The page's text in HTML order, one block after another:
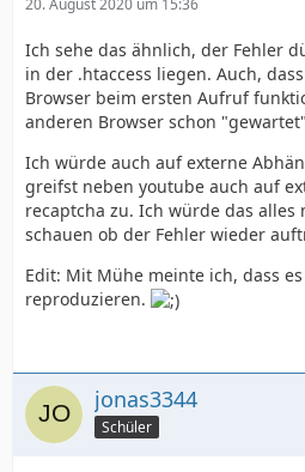
Ich sehe das ähnlich, der Fehler
in der .htaccess liegen. Auch,
Browser beim ersten Aufruf
anderen Browser schon
Ich würde auch auf externe
greifst neben youtube auch auf
recaptcha zu. Ich würde das
schauen ob der Fehler wieder
Edit: Mit Mühe meinte ich, dass
reproduzieren.
jonas3344
Schüler